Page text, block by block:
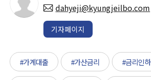
dahyeji@kyungjeilbo.com
기자페이지
#가계대출 #가산금리 #금리인하